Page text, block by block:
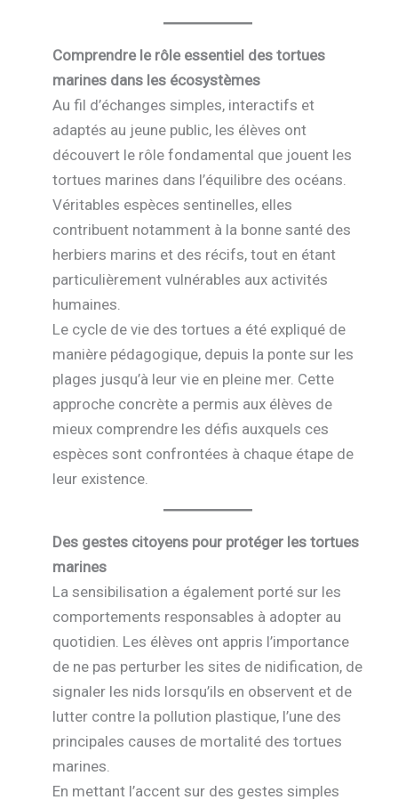
Comprendre le rôle essentiel des tortues
marines dans les écosystèmes
Au fil d’échanges simples, interactifs et
adaptés au jeune public, les élèves ont
découvert le rôle fondamental que jouent les
tortues marines dans l’équilibre des océans.
Véritables espèces sentinelles, elles
contribuent notamment à la bonne santé des
herbiers marins et des récifs, tout en étant
particulièrement vulnérables aux activités
humaines.
Le cycle de vie des tortues a été expliqué de
manière pédagogique, depuis la ponte sur les
plages jusqu’à leur vie en pleine mer. Cette
approche concrète a permis aux élèves de
mieux comprendre les défis auxquels ces
espèces sont confrontées à chaque étape de
leur existence.
Des gestes citoyens pour protéger les tortues
marines
La sensibilisation a également porté sur les
comportements responsables à adopter au
quotidien. Les élèves ont appris l’importance
de ne pas perturber les sites de nidification, de
signaler les nids lorsqu’ils en observent et de
lutter contre la pollution plastique, l’une des
principales causes de mortalité des tortues
marines.
En mettant l’accent sur des gestes simples